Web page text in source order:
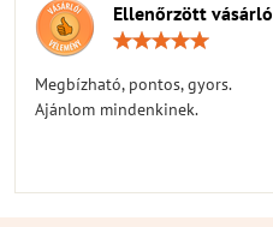
Ellenőrzött vásárló
Megbízható, pontos, gyors.
Ajánlom mindenkinek.